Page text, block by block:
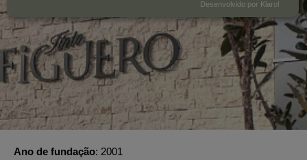
Ano de fundação 2001
Desenvolvido por Klaro!